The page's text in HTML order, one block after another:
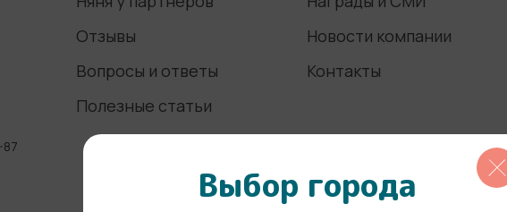
Отзывы
Вопросы и ответы
Полезные статьи
Новости компании
Контакты
Выбор города